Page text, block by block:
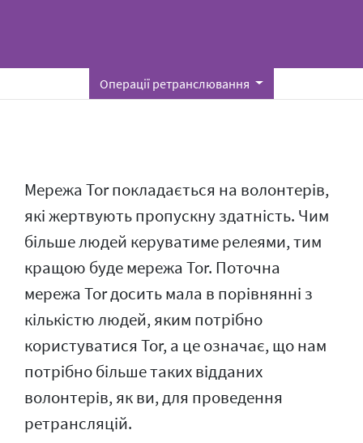
Операції ретранслювання
Мережа Tor покладається на волонтерів,
які жертвують пропускну здатність. Чим
більше людей керуватиме релеями, тим
кращою буде мережа Tor. Поточна
мережа Tor досить мала в порівнянні з
кількістю людей, яким потрібно
користуватися Tor, а це означає, що нам
потрібно більше таких відданих
волонтерів, як ви, для проведення
ретрансляцій.